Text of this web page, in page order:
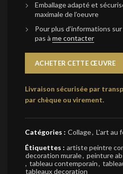
Emballage adapté et
maximale de l’oeuvre
Pour plus d’informations
pas à me contacter
ACHETER CETTE ŒUVRE
Livraison sécurisée par
par chèque ou virement.
Catégories : Collage, L'art au
Étiquettes : artiste peintre
decoration murale, peinture
, tableau contemporain,
tableaux decoration